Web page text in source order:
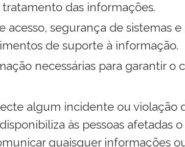
das informações.
segurança de sistemas
de suporte à informação.
necessárias para garantir
algum incidente ou violação
às pessoas afetadas
quaisquer informações